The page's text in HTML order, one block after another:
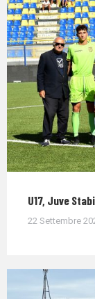
U17, Juve
22 Settembre